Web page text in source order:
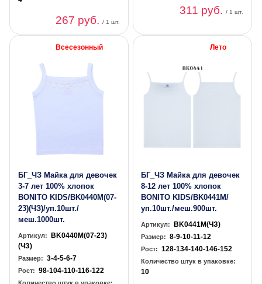
267 руб./ 1 шт.
311 руб./ 1 шт.
Всесезонный
БГ_ЧЗ Майка для девочек
3-7 лет 100% хлопок
BONITO KIDS/BK0440M(07-
23)(ЧЗ)/уп.10шт./
меш.1000шт.
Артикул: BK0440M(07-23)
(ЧЗ)
Размер: 3-4-5-6-7
Рост: 98-104-110-116-122
Лето
БГ_ЧЗ Майка для девочек
8-12 лет 100% хлопок
BONITO KIDS/BK0441M/
уп.10шт./меш.900шт.
Артикул: BK0441M(ЧЗ)
Размер: 8-9-10-11-12
Рост: 128-134-140-146-152
Количество штук в упаковке:
10